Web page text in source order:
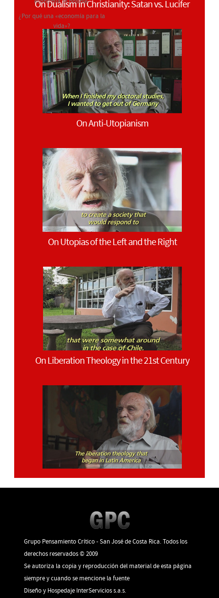
¿Por qué una «economía para la
vida»?
On Dualism in Christianity: Satan vs. Lucifer
On Anti-Utopianism
On Utopias of the Left and the Right
On Liberation Theology in the 21st Century
Grupo Pensamiento Crítico - San José de Costa Rica. Todos los
derechos reservados © 2009
Se autoriza la copia y reproducción del material de esta página
siempre y cuando se mencione la fuente
Diseño y Hospedaje InterServicios s.a.s.